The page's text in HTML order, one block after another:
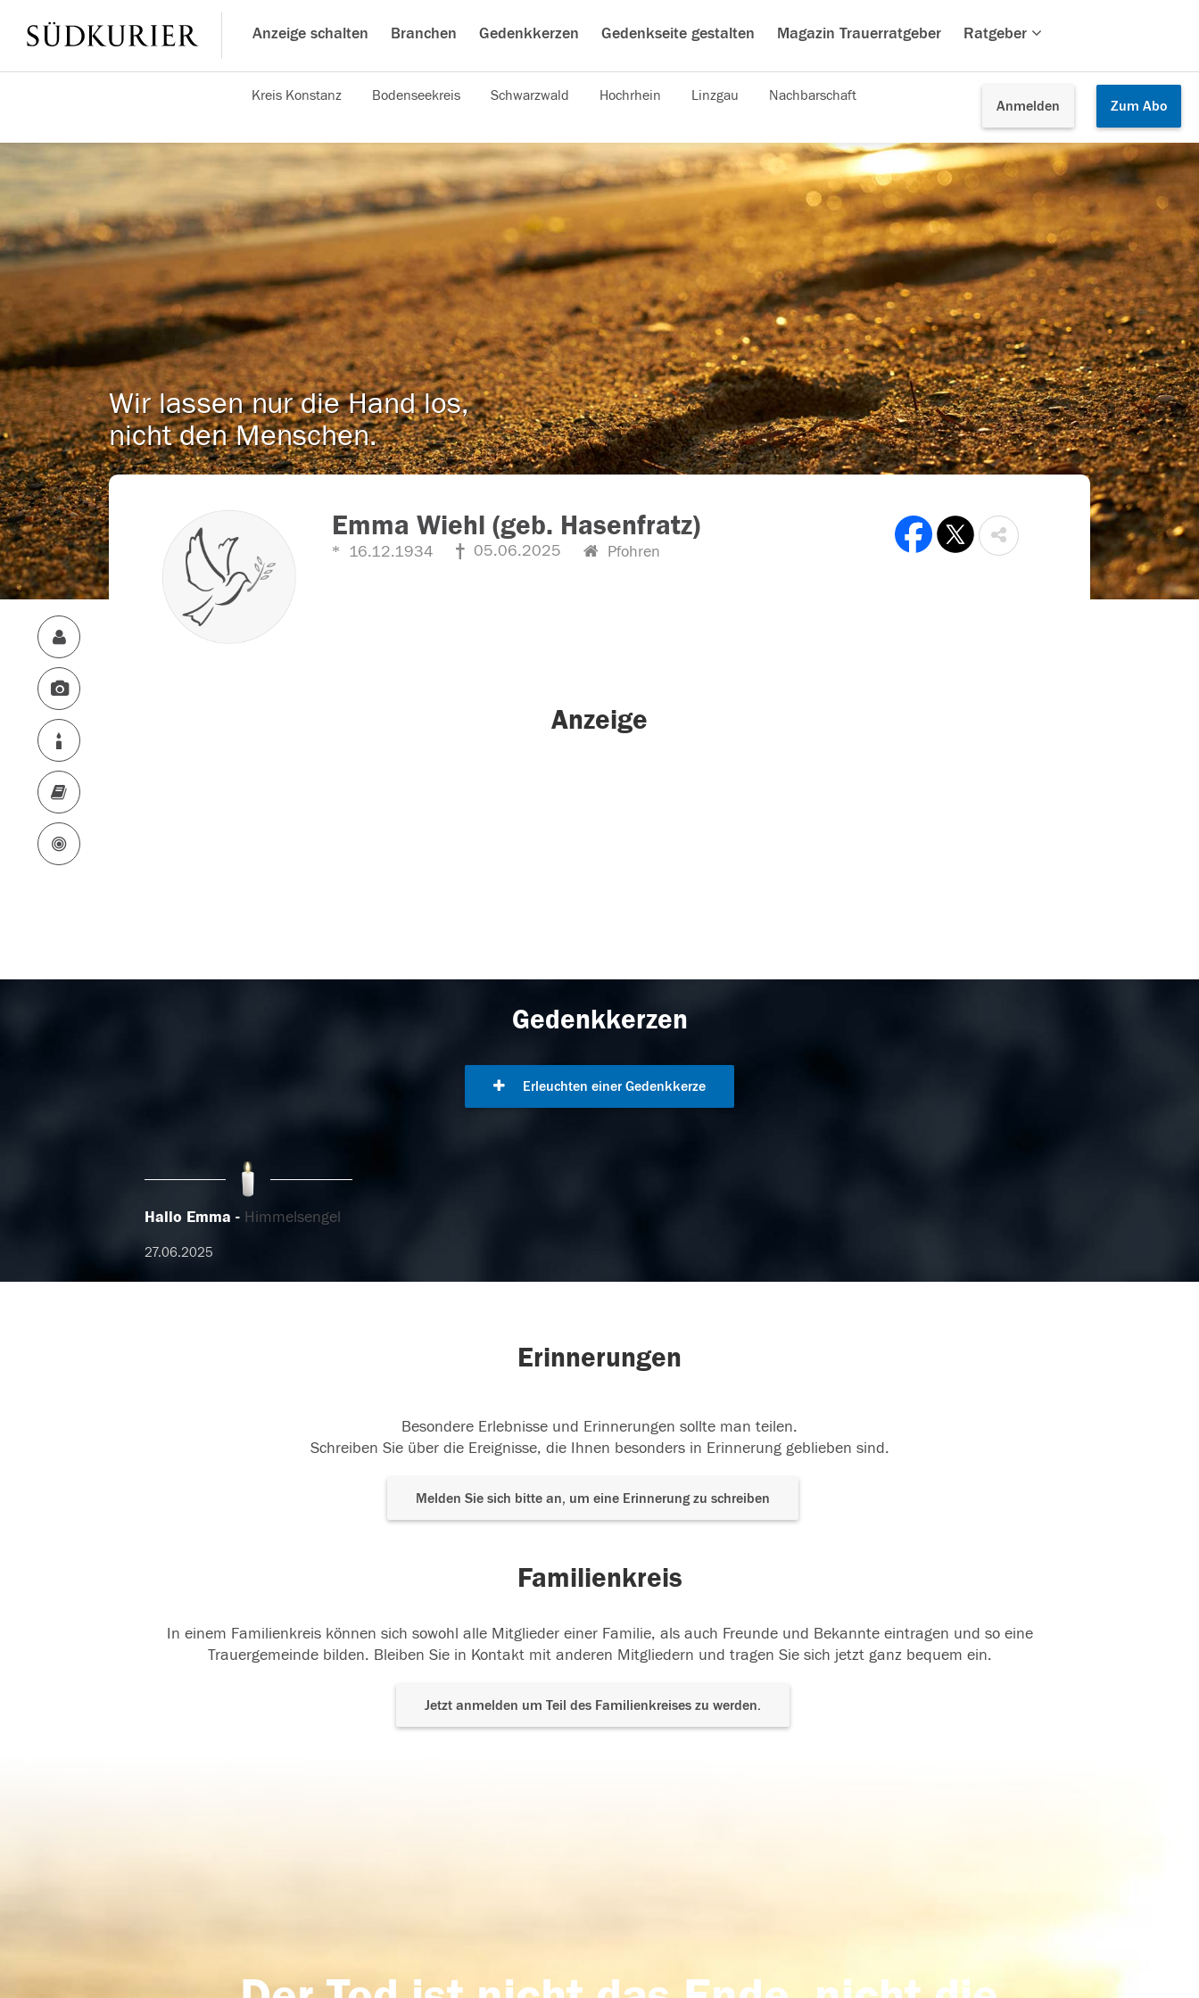
Anzeige schalten Branchen Gedenkkerzen Gedenkseite gestalten Magazin Trauerratgeber Ratgeber
Anmelden Zum Abo
Kreis Konstanz Bodenseekreis Schwarzwald Hochrhein Linzgau Nachbarschaft
Wir lassen nur die Hand los,
nicht den Menschen.
Emma Wiehl (geb. Hasenfratz)
16.12.1934 05.06.2025 Pfohren
Anzeige
Gedenkkerzen
Erleuchten einer Gedenkkerze
Hallo Emma Himmelsengel
27.06.2025
Erinnerungen
Besondere Erlebnisse und Erinnerungen sollte man teilen.
Schreiben Sie über die Ereignisse, die Ihnen besonders in Erinnerung geblieben sind.
Melden Sie sich bitte an, um eine Erinnerung zu schreiben
Familienkreis
In einem Familienkreis können sich sowohl alle Mitglieder einer Familie, als auch Freunde und Bekannte eintragen und so eine
Trauergemeinde bilden. Bleiben Sie in Kontakt mit anderen Mitgliedern und tragen Sie sich jetzt ganz bequem ein.
Jetzt anmelden um Teil des Familienkreises zu werden.